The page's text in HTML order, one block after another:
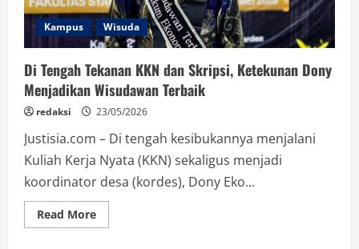
Kampus Wisuda
Di Tengah Tekanan KKN dan Skripsi, Ketekunan Dony
Menjadikan Wisudawan Terbaik
redaksi 23/05/2026
Justisia.com – Di tengah kesibukannya menjalani
Kuliah Kerja Nyata (KKN) sekaligus menjadi
koordinator desa (kordes), Dony Eko...
Read MoreRead
more